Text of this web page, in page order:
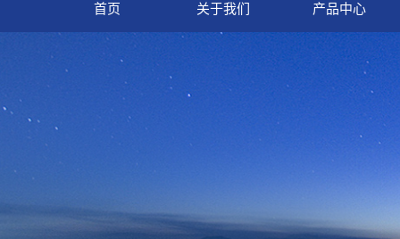
首页 关于我们 产品中心